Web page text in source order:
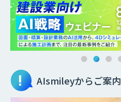
AIsmileyからご案内